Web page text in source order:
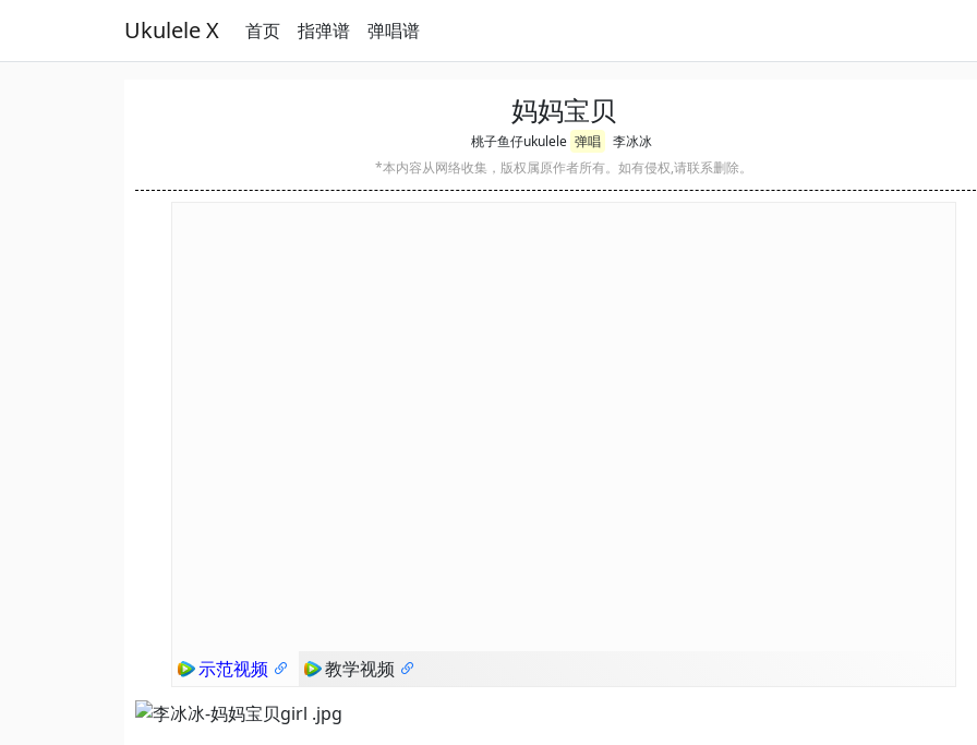
Ukulele X 首页 指弹谱 弹唱谱
妈妈宝贝
桃子鱼仔ukulele 弹唱
李冰冰
*本内容从网络收集，版权属原作者所有。如有侵权,请联系删除。
示范视频 教学视频